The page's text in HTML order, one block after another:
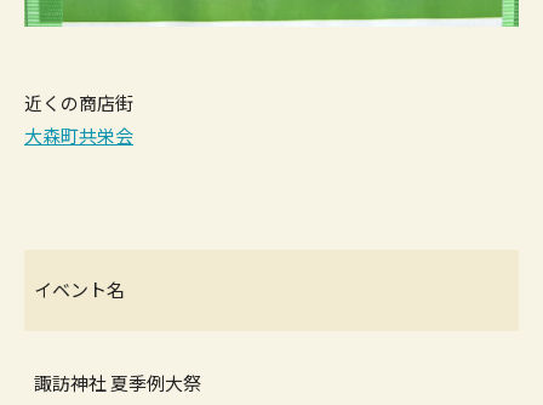
近くの商店街
大森町共栄会
イベント名
諏訪神社 夏季例大祭